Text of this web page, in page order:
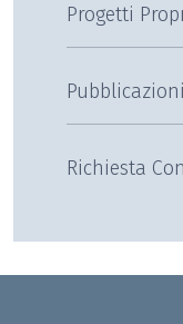
Progetti
Pubblicazioni
Richiesta